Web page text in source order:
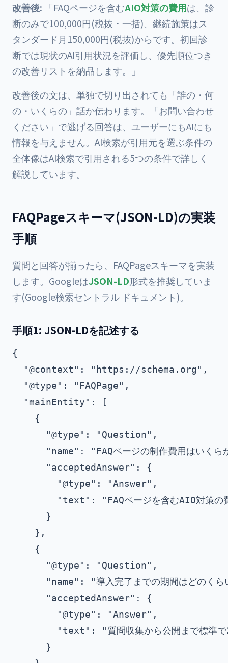
改善後: 「FAQページを含むAIO対策の費用は、診
断のみで100,000円(税抜・一括)、継続施策はス
タンダード月150,000円(税抜)からです。初回診
断では現状のAI引用状況を評価し、優先順位つき
の改善リストを納品します。」
改善後の文は、単独で切り出されても「誰の・何
の・いくらの」話か伝わります。「お問い合わせ
ください」で逃げる回答は、ユーザーにもAIにも
情報を与えません。AI検索が引用元を選ぶ条件の
全体像はAI検索で引用される5つの条件で詳しく
解説しています。
FAQPageスキーマ(JSON-LD)の実装
手順
質問と回答が揃ったら、FAQPageスキーマを実装
します。GoogleはJSON-LD形式を推奨していま
す(Google検索セントラル ドキュメント)。
手順1: JSON-LDを記述する
{
  "@context": "https://schema.org",
  "@type": "FAQPage",
  "mainEntity": [
    {
      "@type": "Question",
"name": "FAQページの制作費用はいくら
      "acceptedAnswer": {
        "@type": "Answer",
"text": "FAQページを含むAIO対策の費
      }
    },
    {
      "@type": "Question",
"name": "導入完了までの期間はどのくら
      "acceptedAnswer": {
        "@type": "Answer",
"text": "質問収集から公開まで標準で
      }